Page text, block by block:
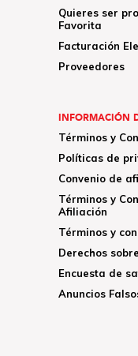
Quieres ser
Favorita
Facturación
Proveedores
INFORMACIÓN
Términos y
Políticas de
Convenio de
Términos y
Afiliación
Términos y
Derechos
Encuesta de
Anuncios